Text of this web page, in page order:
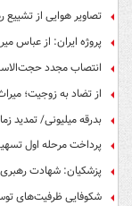
تصاویر هوایی از
پروژه ایران: از عباس
انتصاب مجدد
از تضاد به زوجیت؛
بدرقه میلیونی/ تمدید
پرداخت مرحله اول تسهیلات ۶۰ میلیون تومانی بازنشستگان
پزشکیان: شهادت
شکوفایی ظرفیت‌های